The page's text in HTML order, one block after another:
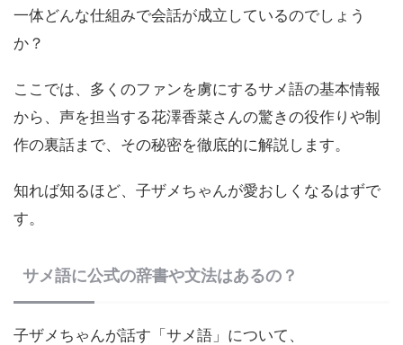
一体どんな仕組みで会話が成立しているのでしょう
か？
ここでは、多くのファンを虜にするサメ語の基本情報
から、声を担当する花澤香菜さんの驚きの役作りや制
作の裏話まで、その秘密を徹底的に解説します。
知れば知るほど、子ザメちゃんが愛おしくなるはずで
す。
サメ語に公式の辞書や文法はあるの？
子ザメちゃんが話す「サメ語」について、